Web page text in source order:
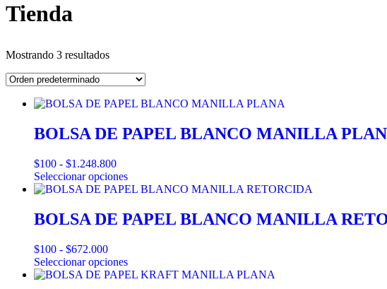
Tienda
Mostrando 3 resultados
BOLSA DE PAPEL BLANCO MANILLA
$100 - $1.248.800
Seleccionar opciones
BOLSA DE PAPEL BLANCO MANILLA
$100 - $672.000
Seleccionar opciones